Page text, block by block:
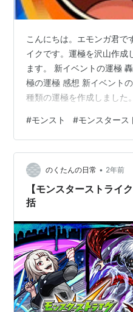
こんにちは。エモンガ君で
イクです。運極を沢山作成
ます。 新イベントの運極
極の運極 感想 新イベント
種類の運極を作成しました
運極を作成しました。難し
と楽しいなという場面もあ
ットの運極を作成しました
ではないのですが、運極作
れて良かったです。ダー
いなと思っています。 激究
#モンスト #モンスタース
のくたんの日常 • 2年前
【モンスターストライ
括